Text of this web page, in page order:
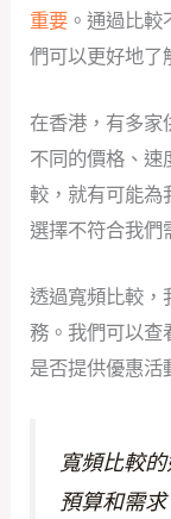
重要 。通過比
們可以更好地了
在香港，有多家
不同的價格、
較，就有可能為
選擇不符合我們
透過寬頻比較，
務。我們可以查
是否提供優惠活
寬頻比較
預算和需